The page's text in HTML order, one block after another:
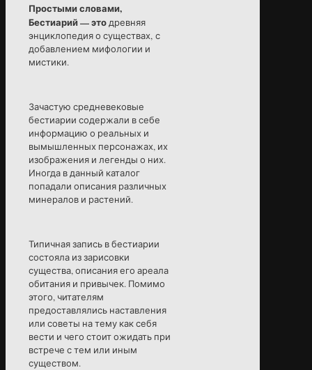
Простыми словами,
Бестиарий — этодревняя
энциклопедия о существах, с
добавлением мифологии и
мистики.
Зачастую средневековые
бестиарии содержали в себе
информацию о реальных и
вымышленных персонажах, их
изображения и легенды о них.
Иногда в данный каталог
попадали описания различных
минералов и растений.
Типичная запись в бестиарии
состояла из зарисовки
существа, описания его ареала
обитания и привычек. Помимо
этого, читателям
предоставлялись наставления
или советы на тему как себя
вести и чего стоит ожидать при
встрече с тем или иным
существом.